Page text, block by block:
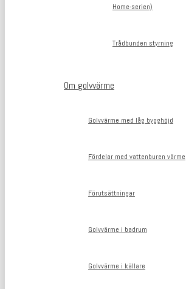
Home-serien)
Trådbunden styrning
Om golvvärme
Golvvärme med låg bygghöjd
Fördelar med vattenburen värme
Förutsättningar
Golvvärme i badrum
Golvvärme i källare